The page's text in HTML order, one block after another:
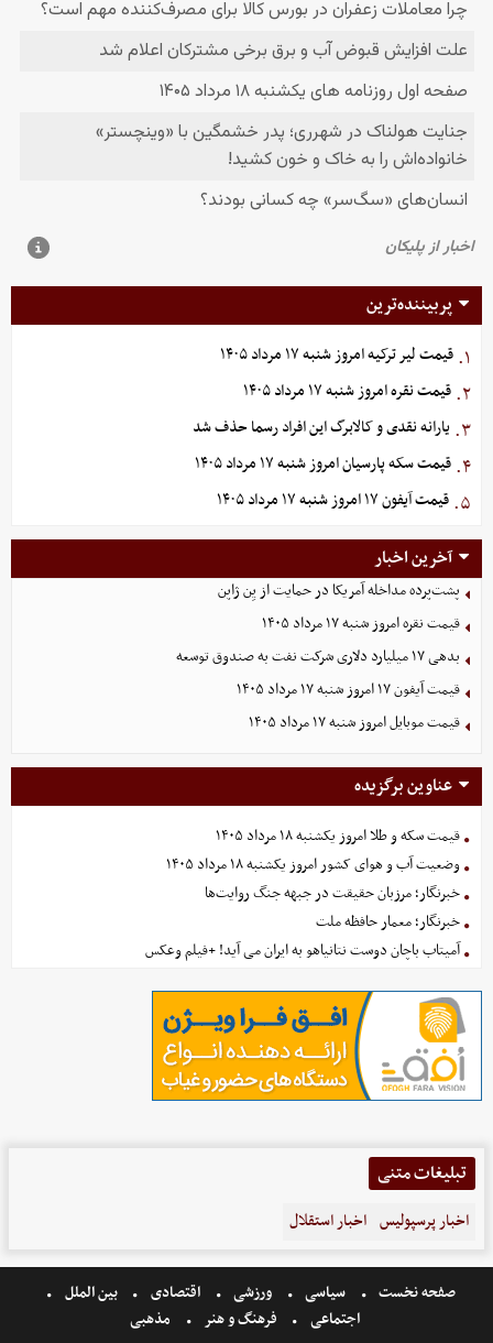
پربیننده‌ترین
۱. قیمت لیر ترکیه امروز شنبه ۱۷ مرداد ۱۴۰۵
۲. قیمت نقره امروز شنبه ۱۷ مرداد ۱۴۰۵
۳. یارانه نقدی و کالابرگ این افراد رسما حذف شد
۴. قیمت سکه پارسیان امروز شنبه ۱۷ مرداد ۱۴۰۵
۵. قیمت آیفون ۱۷ امروز شنبه ۱۷ مرداد ۱۴۰۵
آخرین اخبار
پشت‌پرده مداخله آمریکا در حمایت از یِن ژاپن
قیمت نقره امروز شنبه ۱۷ مرداد ۱۴۰۵
بدهی ١٧ میلیارد دلاری شرکت نفت به صندوق توسعه
قیمت آیفون ۱۷ امروز شنبه ۱۷ مرداد ۱۴۰۵
قیمت موبایل‌ امروز شنبه ۱۷ مرداد ۱۴۰۵
عناوین برگزیده
قیمت سکه و طلا امروز یکشنبه ۱۸ مرداد ۱۴۰۵
وضعیت آب و هوای کشور امروز یکشنبه ۱۸ مرداد ۱۴۰۵
خبرنگار؛ مرزبان حقیقت در جبهه جنگ روایت‌ها
خبرنگار؛ معمار حافظه ملت
آمیتاب باچان دوست نتانیاهو به ایران می آید! +فیلم وعکس
تبلیغات متنی
اخبار پرسپولیس اخبار استقلال
صفحه نخست سیاسی ورزشی اقتصادی
بین الملل
اجتماعی
فرهنگ و هنر مذهبی